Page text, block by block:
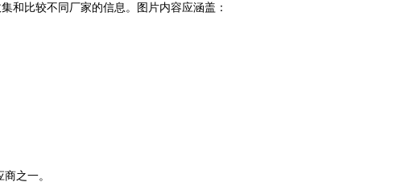
和比较不同厂家的信息。图片内容应涵盖：
之一。